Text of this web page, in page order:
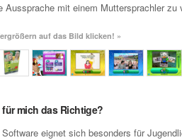
Aussprache mit einem Muttersprachler zu
auf das Bild klicken! »
für mich das Richtige?
Software eignet sich besonders für